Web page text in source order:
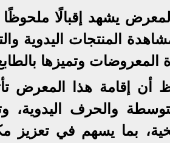
يشهد إقبالًا ملحوظًا
المنتجات اليدوية
وتميزها
أن إقامة هذا المعرض
والحرف اليدوية،
بما يسهم في